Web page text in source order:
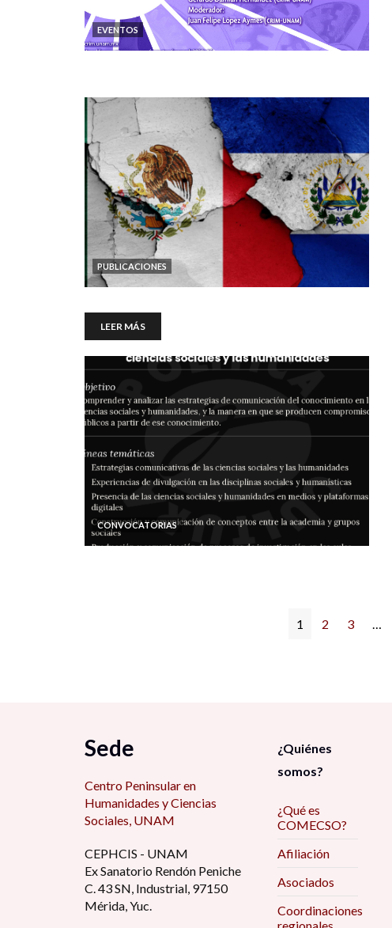
EVENTOS
PUBLICACIONES
LEER MÁS
CONVOCATORIAS
1 2 3 …
Sede
Centro Peninsular en
Humanidades y Ciencias
Sociales, UNAM
CEPHCIS - UNAM
Ex Sanatorio Rendón Peniche
C. 43 SN, Industrial, 97150
Mérida, Yuc.
¿Quiénes
somos?
¿Qué es
COMECSO?
Afiliación
Asociados
Coordinaciones